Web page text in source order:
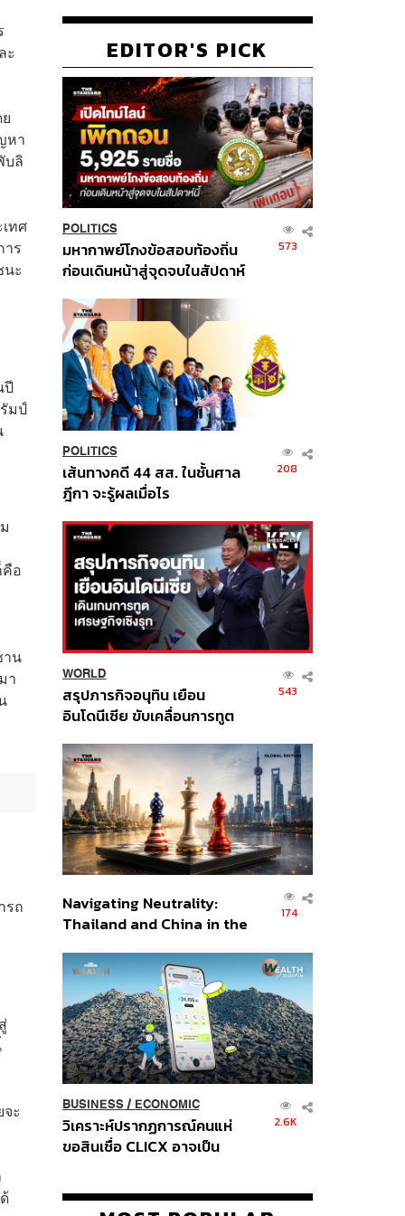
ะ
หา
บลิ
ทศ
ร
นะ
ปี
มป์
อ
าน
า
รถ
ะ
EDITOR'S PICK
POLITICS
มหากาพย์โกงข้อสอบท้องถิ่น
ก่อนเดินหน้าสู่จุดจบในสัปดาห์
573
POLITICS
เส้นทางคดี 44 สส. ในชั้นศาล
ฎีกา จะรู้ผลเมื่อไร
208
WORLD
สรุปภารกิจอนุทิน เยือน
อินโดนีเซีย ขับเคลื่อนการทูต
ส่วนยุทธศาสตร์ไทย –
อินโดนีเซีย
543
Navigating Neutrality:
Thailand and China in the
Order
174
BUSINESS/ ECONOMIC
วิเคราะห์ปรากฏการณ์คนแห่
ขอสินเชื่อ CLICX อาจเป็น
ปัญหาหนี้ครัวเรือนไทยที่ถูกซุก
2.6K